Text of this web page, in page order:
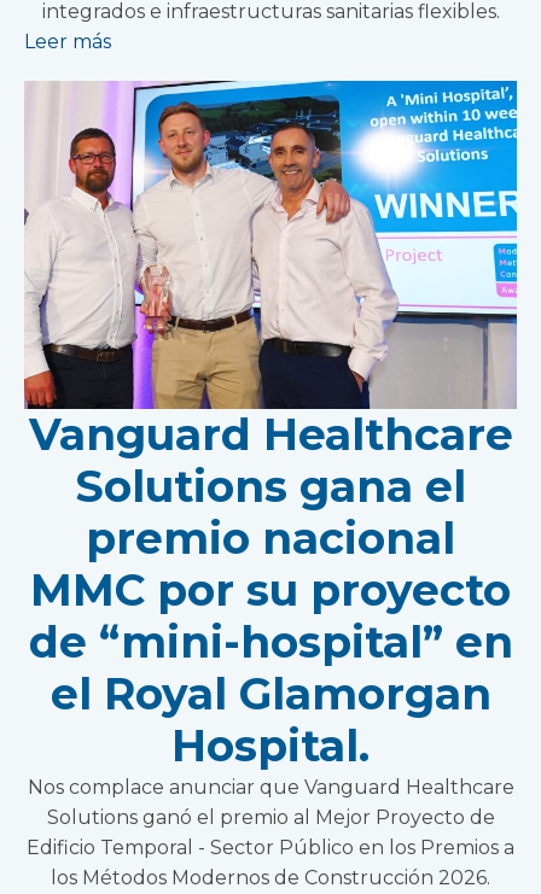
integrados e infraestructuras sanitarias flexibles.
Leer más
Vanguard Healthcare
Solutions gana el
premio nacional
MMC por su proyecto
de “mini-hospital” en
el Royal Glamorgan
Hospital.
Nos complace anunciar que Vanguard Healthcare
Solutions ganó el premio al Mejor Proyecto de
Edificio Temporal - Sector Público en los Premios a
los Métodos Modernos de Construcción 2026.